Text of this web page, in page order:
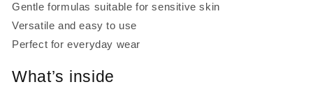
Gentle formulas suitable for sensitive skin
Versatile and easy to use
Perfect for everyday wear
What’s inside